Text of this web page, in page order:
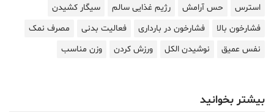
استرس
حس آرامش رژیم غذایی سالم
سیگار کشیدن
فشارخون بالا
فشارخون در بارداری فعالیت بدنی
مصرف نمک
نفس عمیق
نوشیدن الکل ورزش کردن وزن مناسب
بیشتر بخوانید